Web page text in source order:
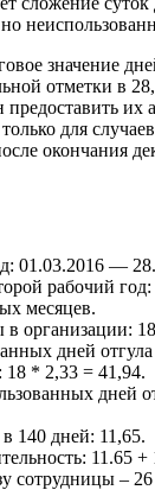
значение
отметки в
предоставить их
для случаев
окончания
01.03.2016 —
рабочий год:
месяцев.
организации:
дней отгула
* 2,33 = 41,94.
дней
140 дней: 11,65.
11.65 +
сотрудницы – 26